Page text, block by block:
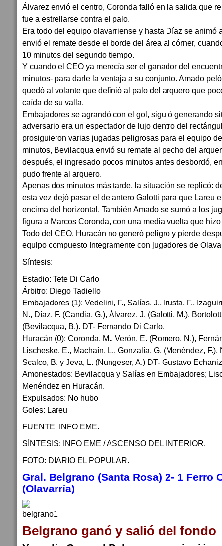
Álvarez envió el centro, Coronda falló en la salida que
fue a estrellarse contra el palo.
Era todo del equipo olavarriense y hasta Díaz se animó
envió el remate desde el borde del área al córner,
10 minutos del segundo tiempo.
Y cuando el CEO ya merecía ser el ganador del
minutos- para darle la ventaja a su conjunto. Amado
quedó al volante que definió al palo del arquero que
caída de su valla.
Embajadores se agrandó con el gol, siguió generando
adversario era un espectador de lujo dentro del
prosiguieron varias jugadas peligrosas para el equipo
minutos, Bevilacqua envió su remate al pecho del
después, el ingresado pocos minutos antes desbordó,
pudo frente al arquero.
Apenas dos minutos más tarde, la situación se replicó:
esta vez dejó pasar el delantero Galotti para que Lareu
encima del horizontal. También Amado se sumó a los
figura a Marcos Coronda, con una media vuelta que
Todo del CEO, Huracán no generó peligro y pierde
equipo compuesto íntegramente con jugadores de
Síntesis:
Estadio: Tete Di Carlo
Árbitro: Diego Tadiello
Embajadores (1): Vedelini, F., Salías, J., Irusta, F.,
N., Díaz, F. (Candia, G.), Álvarez, J. (Galotti, M.),
(Bevilacqua, B.). DT- Fernando Di Carlo.
Huracán (0): Coronda, M., Verón, E. (Romero, N.),
Lischeske, E., Machaín, L., Gonzalía, G. (Menéndez, F.),
Scalco, B. y Jeva, L. (Nungeser, A.) DT- Gustavo
Amonestados: Bevilacqua y Salías en Embajadores;
Menéndez en Huracán.
Expulsados: No hubo
Goles: Lareu
FUENTE: INFO EME.
SÍNTESIS: INFO EME / ASCENSO DEL INTERIOR.
FOTO: DIARIO EL POPULAR.
Gral. Belgrano (Santa Rosa) 2- 1 Ferro
(Olavarría)
Belgrano ganó y salió del fondo